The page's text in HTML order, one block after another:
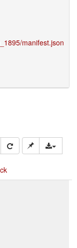
manifest.json